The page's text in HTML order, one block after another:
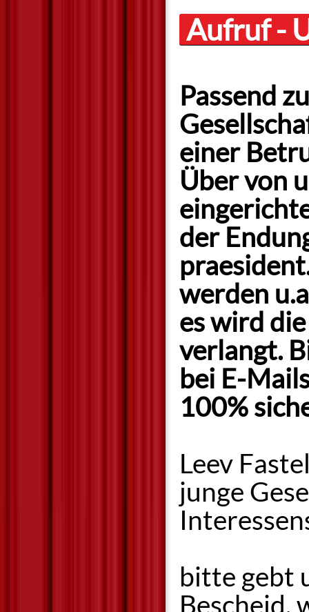
Aufruf -
Passend
einer
Über von
der
werden
es wird
verlangt.
bei E-
100%
Leev
junge
bitte gebt
Bescheid,